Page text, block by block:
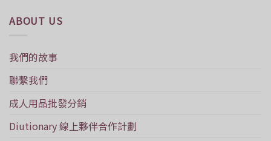
ABOUT US
我們的故事
聯繫我們
成人用品批發分銷
Diutionary 線上夥伴合作計劃